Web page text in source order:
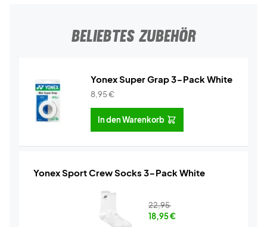
BELIEBTES ZUBEHÖR
Yonex Super Grap 3-Pack White
8,95€
In den Warenkorb
Yonex Sport Crew Socks 3-Pack White
22,95
18,95€